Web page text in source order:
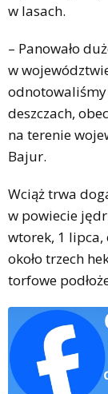
w lasach.
– Panowało
w
odnotowaliśmy
deszczach,
na terenie
Bajur.
Wciąż trwa
w powiecie
wtorek, 1 lipca,
około trzech
torfowe